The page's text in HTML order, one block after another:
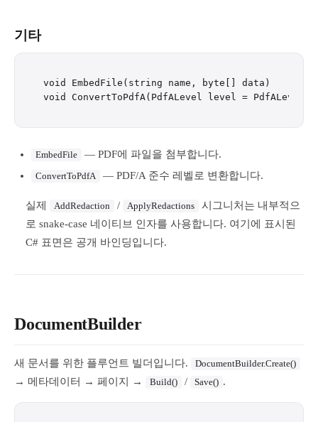
기타
void EmbedFile(string name, byte[] data)
EmbedFile — PDF에 파일을 첨부합니다.
ConvertToPdfA — PDF/A 준수 레벨로 변환합니다.
실제 AddRedaction / ApplyRedactions
시그니처는 내부적으
로 snake-case 네이티브 인자를 사용합니다. 여기에 표시된
C# 표면은 공개 바인딩입니다.
DocumentBuilder
새 문서를 위한 플루언트 빌더입니다. DocumentBuilder.Create()
→ 메타데이터 → 페이지 → Build() / Save() .